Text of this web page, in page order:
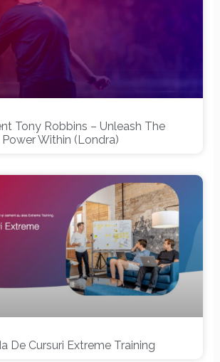
Tony Robbins – Unleash The
Power Within (Londra)
De Cursuri Extreme Training